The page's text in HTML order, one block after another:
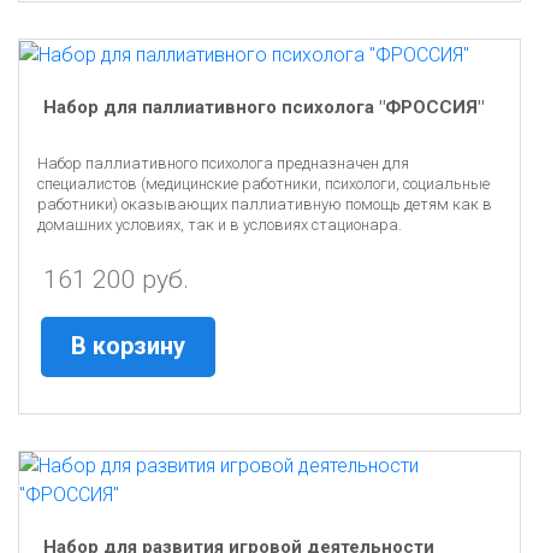
Набор для паллиативного психолога "ФРОССИЯ"
Набор паллиативного психолога предназначен для
специалистов (медицинские работники, психологи, социальные
работники) оказывающих паллиативную помощь детям как в
домашних условиях, так и в условиях стационара.
161 200 руб.
В корзину
Набор для развития игровой деятельности